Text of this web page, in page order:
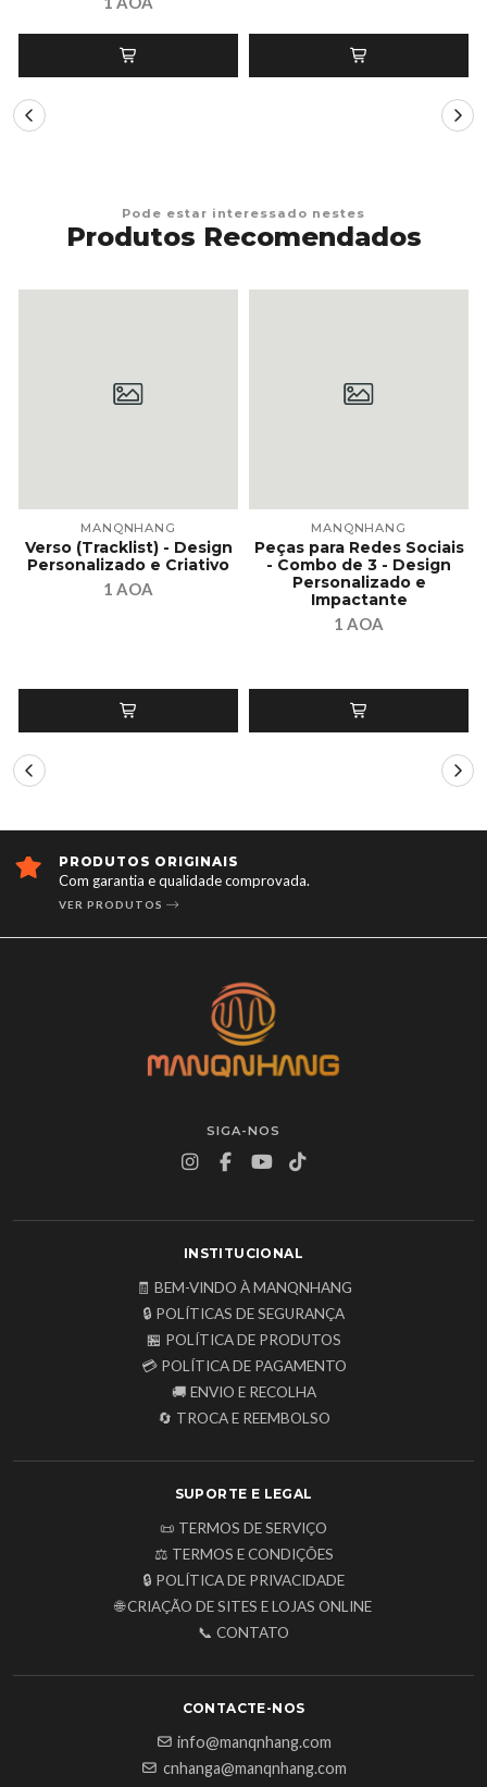
Pode estar interessado nestes
Produtos Recomendados
MANQNHANG
Verso (Tracklist) - Design
Personalizado e Criativo
1 AOA
MANQNHANG
Peças para Redes Sociais
- Combo de 3 - Design
Personalizado e
Impactante
1 AOA
ENTREGA RÁPIDA E CONFIÁVEL
Garantimos entrega rápida e confiável para toda
SAIBA MAIS SOBRE NOSSAS ENTREGAS
SIGA-NOS
INSTITUCIONAL
🧾 BEM-VINDO À MANQNHANG
🔒 POLÍTICAS DE SEGURANÇA
🏪 POLÍTICA DE PRODUTOS
💳 POLÍTICA DE PAGAMENTO
🚚 ENVIO E RECOLHA
🔄 TROCA E REEMBOLSO
SUPORTE E LEGAL
📜 TERMOS DE SERVIÇO
⚖️ TERMOS E CONDIÇÕES
🔒 POLÍTICA DE PRIVACIDADE
🌐 CRIAÇÃO DE SITES E LOJAS ONLINE
📞 CONTATO
CONTACTE-NOS
info@manqnhang.com
cnhanga@manqnhang.com